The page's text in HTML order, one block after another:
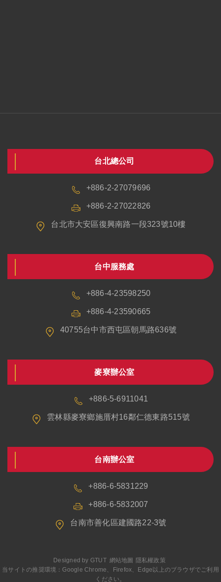
台北總公司
+886-2-27079696
+886-2-27022826
台北市大安區復興南路一段323號10樓
台中服務處
+886-4-23598250
+886-4-23590665
40755台中市西屯區朝馬路636號
麥寮辦公室
+886-5-6911041
雲林縣麥寮鄉施厝村16鄰仁德東路515號
台南辦公室
+886-6-5831229
+886-6-5832007
台南市善化區建國路22-3號
Designed by GTUT 網站地圖 隱私權政策
当サイトの推奨環境：Google Chrome、Firefox、Edge以上のブラウザでご利用
ください。